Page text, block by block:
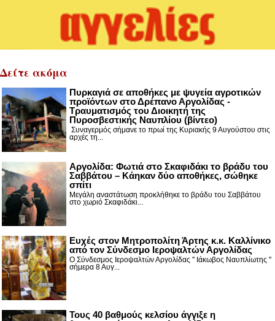
Δείτε ακόμα
Πυρκαγιά σε αποθήκες με ψυγεία αγροτικών
προϊόντων στο Δρέπανο Αργολίδας -
Τραυματισμός του Διοικητή της
Πυροσβεστικής Ναυπλίου (βίντεο)
Συναγερμός σήμανε το πρωί της Κυριακής 9 Αυγούστου στις
αρχές τη...
Αργολίδα: Φωτιά στο Σκαφιδάκι το βράδυ του
Σαββάτου – Κάηκαν δύο αποθήκες, σώθηκε
σπίτι
Μεγάλη αναστάτωση προκλήθηκε το βράδυ του Σαββάτου
στο χωριό Σκαφιδάκι...
Ευχές στον Μητροπολίτη Άρτης κ.κ. Καλλίνικο
από τον Σύνδεσμο Ιεροψαλτών Αργολίδας
Ο Σύνδεσμος Ιεροψαλτών Αργολίδας '' Ιάκωβος Ναυπλίωτης ''
σήμερα 8 Αυγ...
Τους 40 βαθμούς κελσίου άγγιξε η